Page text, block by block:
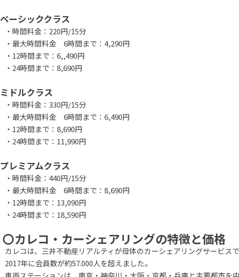
ベーシッククラス
・時間料金：220円/15分
・最大時間料金 6時間まで：4,290円
・12時間まで：6,,490円
・24時間まで：8,690円
ミドルクラス
・時間料金：330円/15分
・最大時間料金 6時間まで：6,490円
・12時間まで：8,690円
・24時間まで：11,990円
プレミアムクラス
・時間料金：440円/15分
・最大時間料金 6時間まで：8,690円
・12時間まで：13,090円
・24時間まで：18,590円
〇カレコ・カーシェアリングの特徴と価格
カレコは、三井不動産リアルティが母体のカーシェアリングサービスで
2017年に会員数が約57.000人を超えました。